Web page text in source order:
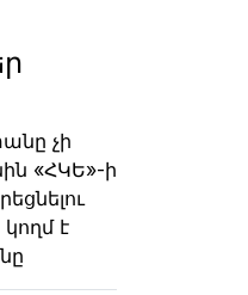
չի
«ՀԿԵ»-ի
է